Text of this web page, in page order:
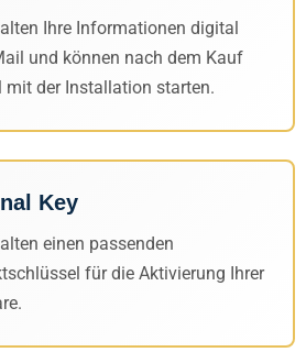
Ihre Informationen digital
und können nach dem Kauf
mit der Installation starten.
Key
einen passenden
für die Aktivierung Ihrer